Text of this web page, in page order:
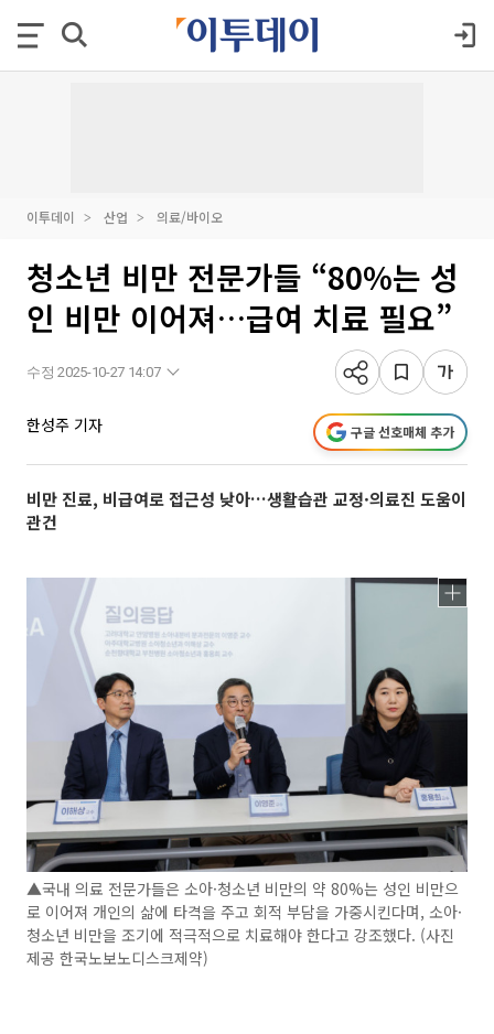
이투데이 산업 의료/바이오
청소년 비만 전문가들 “80%는 성
인 비만 이어져…급여 치료 필요”
수정 2025-10-27 14:07
한성주 기자 구글 선호매체 추가
비만 진료, 비급여로 접근성 낮아…생활습관 교정·의료진 도움이
관건
▲국내 의료 전문가들은 소아·청소년 비만의 약 80%는 성인 비만으
로 이어져 개인의 삶에 타격을 주고 회적 부담을 가중시킨다며, 소아·
청소년 비만을 조기에 적극적으로 치료해야 한다고 강조했다. (사진
제공 한국노보노디스크제약)